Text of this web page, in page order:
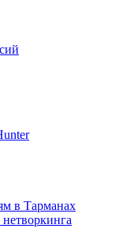
в Тарманах
нетворкинга